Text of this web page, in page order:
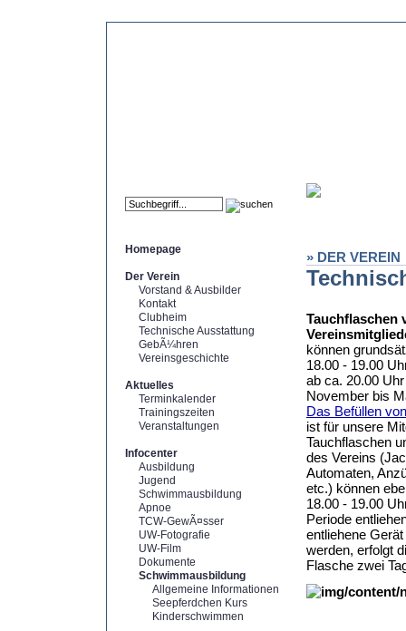
Homepage
Der Verein
Vorstand & Ausbilder
Kontakt
Clubheim
Technische Ausstattung
GebÃ¼hren
Vereinsgeschichte
Aktuelles
Terminkalender
Trainingszeiten
Veranstaltungen
Infocenter
Ausbildung
Jugend
Schwimmausbildung
Apnoe
TCW-GewÃ¤sser
UW-Fotografie
UW-Film
Dokumente
Schwimmausbildung
Allgemeine Informationen
Seepferdchen Kurs
Kinderschwimmen
» DER VEREIN
Tauchflaschen
können
18.00 - 19.00
ab ca. 20.00
November bis
Das Befüllen
ist für unsere
Tauchflaschen
des Vereins
Automaten,
etc.) können
18.00 - 19.00
Periode
entliehene
werden, erfolgt
Flasche zwei